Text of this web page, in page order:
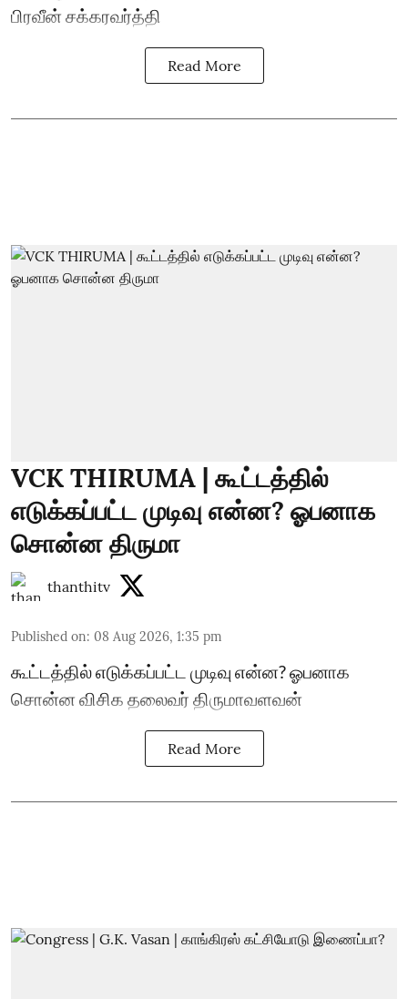
பிரவீன் சக்கரவர்த்தி
Read More
VCK THIRUMA | கூட்டத்தில்
எடுக்கப்பட்ட முடிவு என்ன? ஓபனாக
சொன்ன திருமா
thanthitv
Published on: 08 Aug 2026, 1:35 pm
கூட்டத்தில் எடுக்கப்பட்ட முடிவு என்ன? ஓபனாக
சொன்ன விசிக தலைவர் திருமாவளவன்
Read More